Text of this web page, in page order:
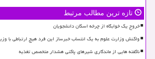
تازه ترین مطالب مرتبط
خروج یک خوابگاه از چرخه اسکان دانشجویان
واکنش وزارت علوم به یک انتساب خبرساز این فرد هیچ ارتباطی با
ناگفته هایی از ماندگاری شیرهای پاکتی هشدار متخصص تغذیه